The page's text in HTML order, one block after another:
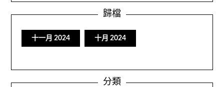
歸檔
十一月 2024 十月 2024
分類